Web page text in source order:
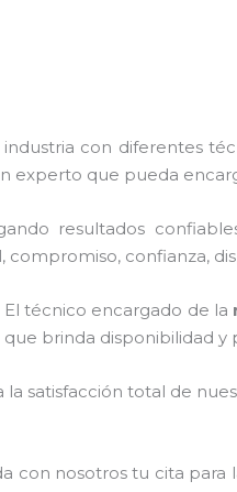
con diferentes
experto que pueda
resultados
confianza,
técnico encargado de la
brinda disponibilidad y
satisfacción total de
con nosotros tu cita para